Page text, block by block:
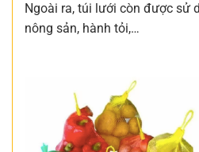
Ngoài ra, túi lưới còn được sử
nông sản, hành tỏi,…